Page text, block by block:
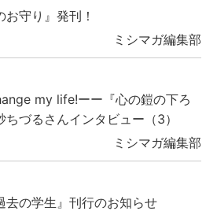
守り』発刊！
ミシマガ編集部
my life!ーー『心の鎧の下ろ
づるさんインタビュー（3）
ミシマガ編集部
去の学生』刊行のお知らせ